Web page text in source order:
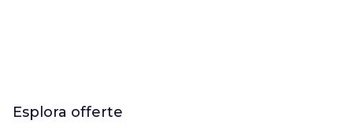
Esplora offerte